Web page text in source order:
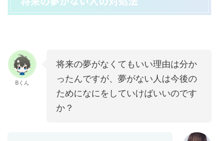
Bくん
将来の夢がなくてもいい理由は分か
ったんですが、夢がない人は今後の
ためになにをしていけばいいのです
か？